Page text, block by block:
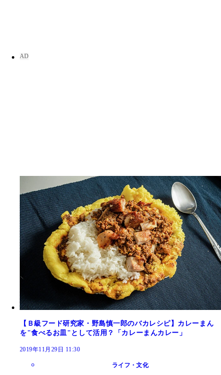
【Ｂ級フード研究家・野島慎一郎のバカレシピ】カレーまん
を"食べるお皿"として活用？「カレーまんカレー」
2019年11月29日 11:30
ライフ・文化